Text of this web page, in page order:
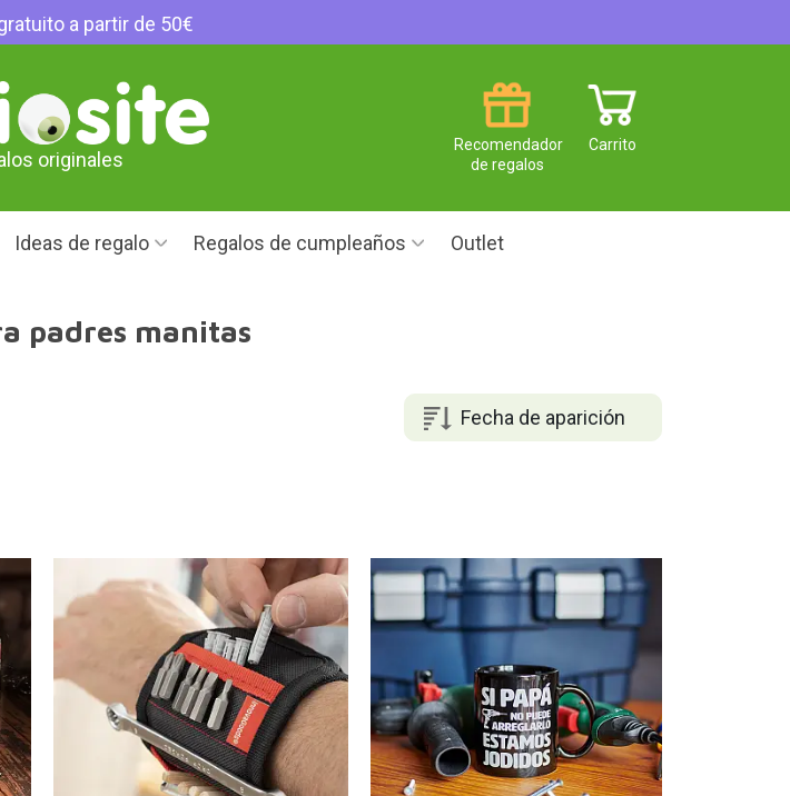
a partir de 50€
originales
Carrito
Recomendador
de regalos
Ideas de regalo Regalos de cumpleaños Outlet
padres manitas
Fecha de aparición